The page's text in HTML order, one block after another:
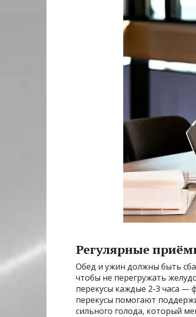
Регулярные
Обед и ужин должны быть
чтобы не перегружать
перекусы каждые 2-3 часа —
перекусы помогают
сильного голода, который